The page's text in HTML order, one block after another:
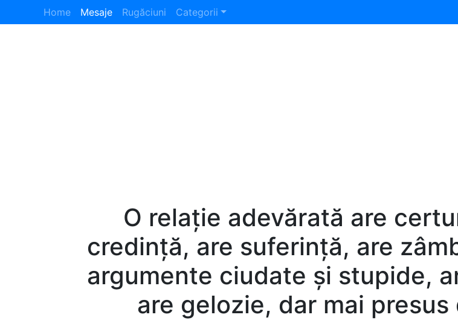
Home Mesaje Rugăciuni Categorii
O relație adevărată are
credință, are suferință, are
argumente ciudate și stupide,
are gelozie, dar mai